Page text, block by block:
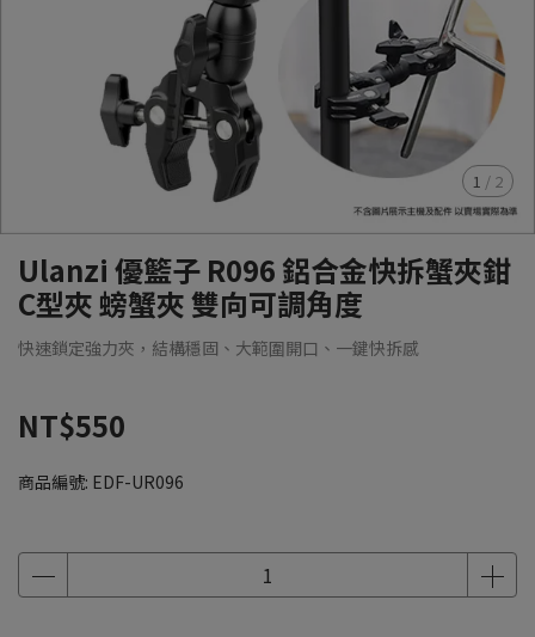
1 / 2
Ulanzi 優籃子 R096 鋁合金快拆蟹夾鉗
C型夾 螃蟹夾 雙向可調角度
快速鎖定強力夾，結構穩固、大範圍開口、一鍵快拆感
NT$550
商品編號: EDF-UR096